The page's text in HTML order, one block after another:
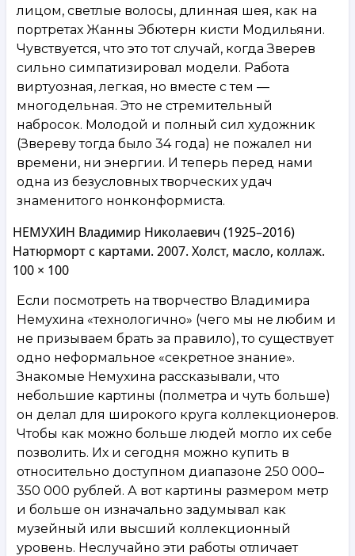
лицом, светлые волосы, длинная шея, как на
портретах Жанны Эбютерн кисти Модильяни.
Чувствуется, что это тот случай, когда Зверев
сильно симпатизировал модели. Работа
виртуозная, легкая, но вместе с тем —
многодельная. Это не стремительный
набросок. Молодой и полный сил художник
(Звереву тогда было 34 года) не пожалел ни
времени, ни энергии. И теперь перед нами
одна из безусловных творческих удач
знаменитого нонконформиста.
НЕМУХИН Владимир Николаевич (1925–2016)
Натюрморт с картами. 2007. Холст, масло, коллаж.
100 × 100
Если посмотреть на творчество Владимира
Немухина «технологично» (чего мы не любим и
не призываем брать за правило), то существует
одно неформальное «секретное знание».
Знакомые Немухина рассказывали, что
небольшие картины (полметра и чуть больше)
он делал для широкого круга коллекционеров.
Чтобы как можно больше людей могло их себе
позволить. Их и сегодня можно купить в
относительно доступном диапазоне 250 000–
350 000 рублей. А вот картины размером метр
и больше он изначально задумывал как
музейный или высший коллекционный
уровень. Неслучайно эти работы отличает